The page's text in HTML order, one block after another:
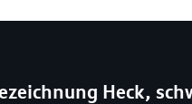
Heck,